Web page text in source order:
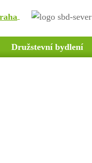
Družstevní bydlení